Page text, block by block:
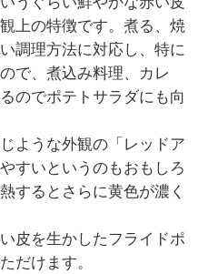
上の特徴です。煮る、焼
調理方法に対応し、特に
で、煮込み料理、カレ
のでポテトサラダにも向
ような外観の「レッドア
すいというのもおもしろ
するとさらに黄色が濃く
皮を生かしたフライドポ
だけます。